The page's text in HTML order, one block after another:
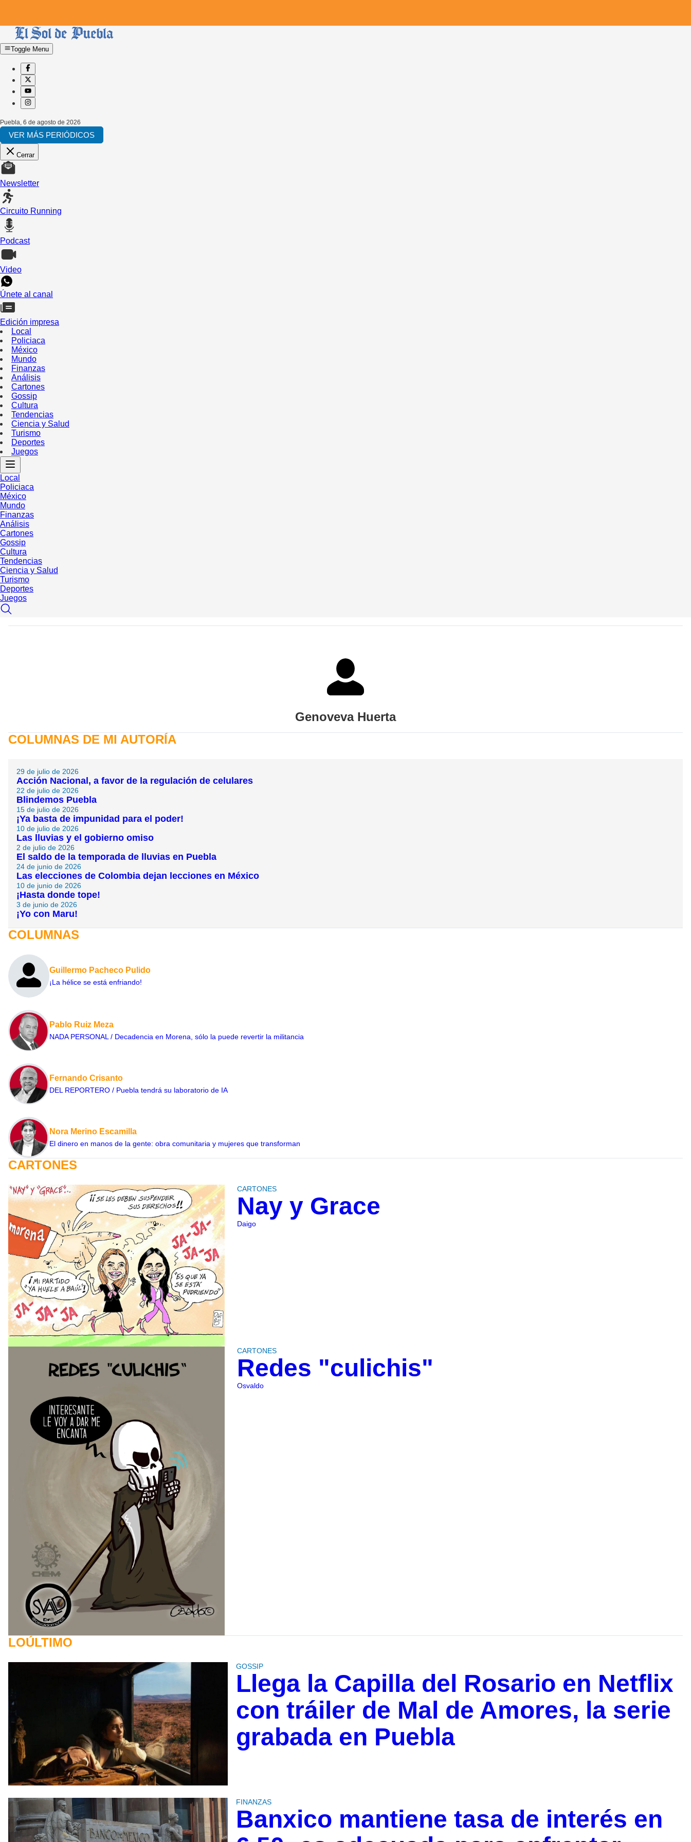
Toggle Menu
Puebla 6 de agosto de 2026
VER MÁS PERIÓDICOS
Cerrar
Newsletter
Circuito Running
Podcast
Video
Únete al canal
Edición impresa
Local
Policiaca
México
Mundo
Finanzas
Análisis
Cartones
Gossip
Cultura
Tendencias
Ciencia y Salud
Turismo
Deportes
Juegos
Local
Policiaca
México
Mundo
Finanzas
Análisis
Cartones
Gossip
Cultura
Tendencias
Ciencia y Salud
Turismo
Deportes
Juegos
Genoveva Huerta
COLUMNAS DE MI AUTORÍA
29 de julio de 2026
Acción Nacional, a favor de la regulación de celulares
22 de julio de 2026
Blindemos Puebla
15 de julio de 2026
¡Ya basta de impunidad para el poder!
10 de julio de 2026
Las lluvias y el gobierno omiso
2 de julio de 2026
El saldo de la temporada de lluvias en Puebla
24 de junio de 2026
Las elecciones de Colombia dejan lecciones en México
10 de junio de 2026
¡Hasta donde tope!
3 de junio de 2026
¡Yo con Maru!
COLUMNAS
Guillermo Pacheco Pulido
¡La hélice se está enfriando!
Pablo Ruiz Meza
NADA PERSONAL / Decadencia en Morena, sólo la puede revertir la militancia
Fernando Crisanto
DEL REPORTERO / Puebla tendrá su laboratorio de IA
Nora Merino Escamilla
El dinero en manos de la gente: obra comunitaria y mujeres que transforman
CARTONES
CARTONES
Nay y Grace
Daigo
CARTONES
Redes "culichis"
Osvaldo
LOÚLTIMO
GOSSIP
Llega la Capilla del Rosario en Netflix
con tráiler de Mal de Amores, la serie
grabada en Puebla
FINANZAS
Banxico mantiene tasa de interés en